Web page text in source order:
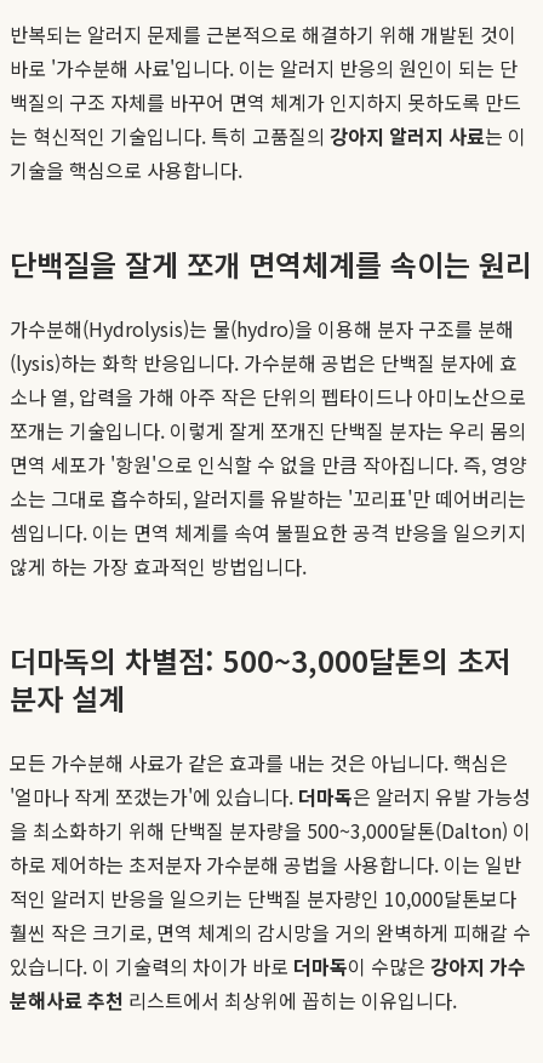
반복되는 알러지 문제를 근본적으로 해결하기 위해 개발된 것이
바로 '가수분해 사료'입니다. 이는 알러지 반응의 원인이 되는 단
백질의 구조 자체를 바꾸어 면역 체계가 인지하지 못하도록 만드
는 혁신적인 기술입니다. 특히 고품질의 강아지 알러지 사료는 이
기술을 핵심으로 사용합니다.
단백질을 잘게 쪼개 면역체계를 속이는 원리
가수분해(Hydrolysis)는 물(hydro)을 이용해 분자 구조를 분해
(lysis)하는 화학 반응입니다. 가수분해 공법은 단백질 분자에 효
소나 열, 압력을 가해 아주 작은 단위의 펩타이드나 아미노산으로
쪼개는 기술입니다. 이렇게 잘게 쪼개진 단백질 분자는 우리 몸의
면역 세포가 '항원'으로 인식할 수 없을 만큼 작아집니다. 즉, 영양
소는 그대로 흡수하되, 알러지를 유발하는 '꼬리표'만 떼어버리는
셈입니다. 이는 면역 체계를 속여 불필요한 공격 반응을 일으키지
않게 하는 가장 효과적인 방법입니다.
더마독의 차별점: 500~3,000달톤의 초저
분자 설계
모든 가수분해 사료가 같은 효과를 내는 것은 아닙니다. 핵심은
'얼마나 작게 쪼갰는가'에 있습니다. 더마독은 알러지 유발 가능성
을 최소화하기 위해 단백질 분자량을 500~3,000달톤(Dalton) 이
하로 제어하는 초저분자 가수분해 공법을 사용합니다. 이는 일반
적인 알러지 반응을 일으키는 단백질 분자량인 10,000달톤보다
훨씬 작은 크기로, 면역 체계의 감시망을 거의 완벽하게 피해갈 수
있습니다. 이 기술력의 차이가 바로 더마독이 수많은 강아지 가수
분해사료 추천 리스트에서 최상위에 꼽히는 이유입니다.